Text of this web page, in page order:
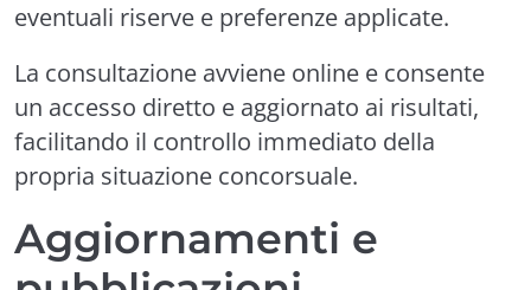
eventuali riserve e preferenze applicate.
La consultazione avviene online e consente
un accesso diretto e aggiornato ai risultati,
facilitando il controllo immediato della
propria situazione concorsuale.
Aggiornamenti e